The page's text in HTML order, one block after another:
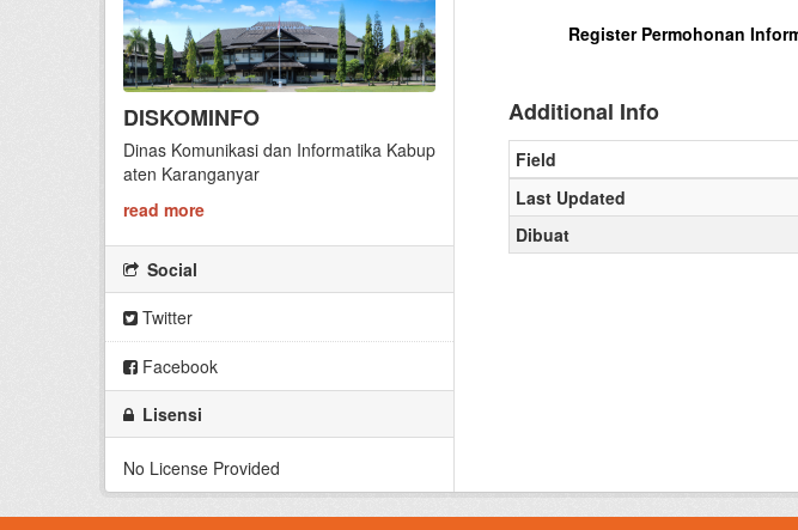
DISKOMINFO
Dinas Komunikasi dan Informatika Kabup
aten Karanganyar
read more
Social
Twitter
Facebook
Lisensi
No License Provided
Register Permohonan
Additional Info
Field
Last Updated
Dibuat